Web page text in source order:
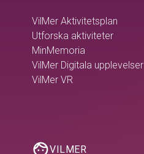
VilMer Aktivitetsplan
Utforska aktiviteter
MinMemoria
VilMer Digitala upplevelser
VilMer VR
faceVILMER